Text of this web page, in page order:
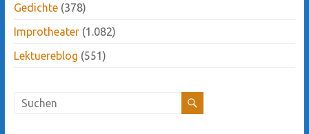
Gedichte(378)
Improtheater(1.082)
Lektuereblog (551)